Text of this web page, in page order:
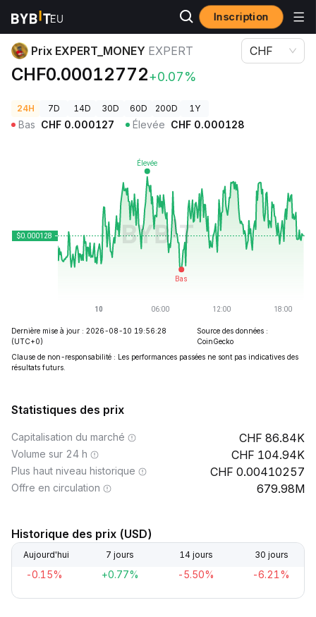
Inscription
Prix des cryptos Prix EXPERT_MONEY EXPERT
Prix EXPERT_MONEY EXPERT
CHF0.00012772+0.07%
CHF
24H 7D 14D 30D 60D 200D 1Y
Bas CHF 0.000127 Élevée CHF 0.000128
Dernière mise à jour : 2026-08-10 19:56:28
(UTC+0)
Source des données :
CoinGecko
Clause de non-responsabilité : Les performances passées ne sont pas indicatives des
résultats futurs.
Statistiques des prix
Capitalisation du marché 86.84K
Volume sur 24 h 104.94K
Plus haut niveau historique 0.00410257
Offre en circulation 679.98M
Historique des prix (USD)
Aujourd'hui 7 jours 14 jours 30 jours
-0.15% +0.77% -5.50% -6.21%